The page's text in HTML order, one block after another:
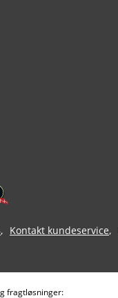
Kontakt kundeservice
fragtløsninger: